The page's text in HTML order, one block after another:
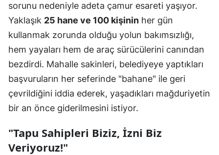
sorunu nedeniyle adeta çamur esareti yaşıyor.
Yaklaşık 25 hane ve 100 kişinin her gün
kullanmak zorunda olduğu yolun bakımsızlığı,
hem yayaları hem de araç sürücülerini canından
bezdirdi. Mahalle sakinleri, belediyeye yaptıkları
başvuruların her seferinde "bahane" ile geri
çevrildiğini iddia ederek, yaşadıkları mağduriyetin
bir an önce giderilmesini istiyor.
"Tapu Sahipleri Biziz, İzni Biz
Veriyoruz!"